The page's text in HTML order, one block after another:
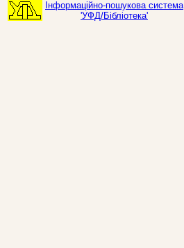
Інформаційно-пошукова система
'УФД/Бібліотека'